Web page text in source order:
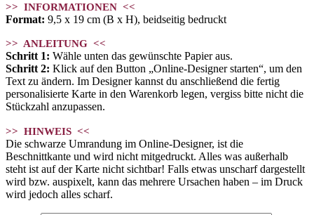
>> INFORMATIONEN <<
Format: 9,5 x 19 cm (B x H), beidseitig bedruckt
>> ANLEITUNG <<
Schritt 1: Wähle unten das gewünschte Papier aus.
Schritt 2: Klick auf den Button „Online-Designer starten“, um den
Text zu ändern. Im Designer kannst du anschließend die fertig
personalisierte Karte in den Warenkorb legen, vergiss bitte nicht die
Stückzahl anzupassen.
>> HINWEIS <<
Die schwarze Umrandung im Online-Designer, ist die
Beschnittkante und wird nicht mitgedruckt. Alles was außerhalb
steht ist auf der Karte nicht sichtbar! Falls etwas unscharf dargestellt
wird bzw. auspixelt, kann das mehrere Ursachen haben – im Druck
wird jedoch alles scharf.